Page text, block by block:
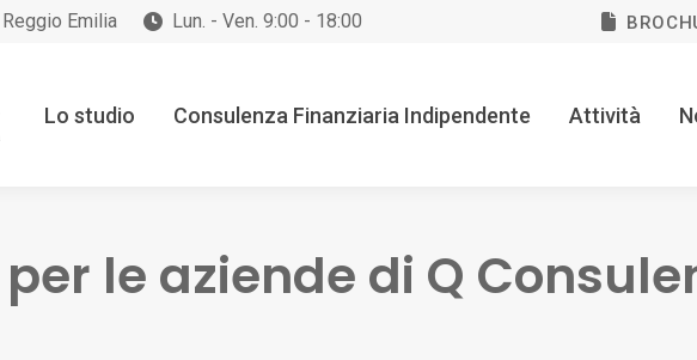
Emilia Lun. - Ven. 9:00 - 18:00
Lo studio Consulenza Finanziaria Indipendente Attività
le aziende di Q